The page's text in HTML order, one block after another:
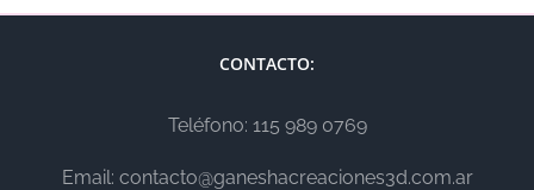
CONTACTO:
Teléfono: 115 989 0769
Email: contacto@ganeshacreaciones3d.com.ar